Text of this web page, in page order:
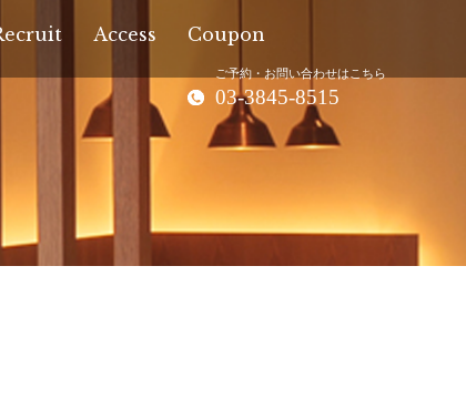
Access Coupon
ご予約・お問い合わせはこちら
03-3845-8515